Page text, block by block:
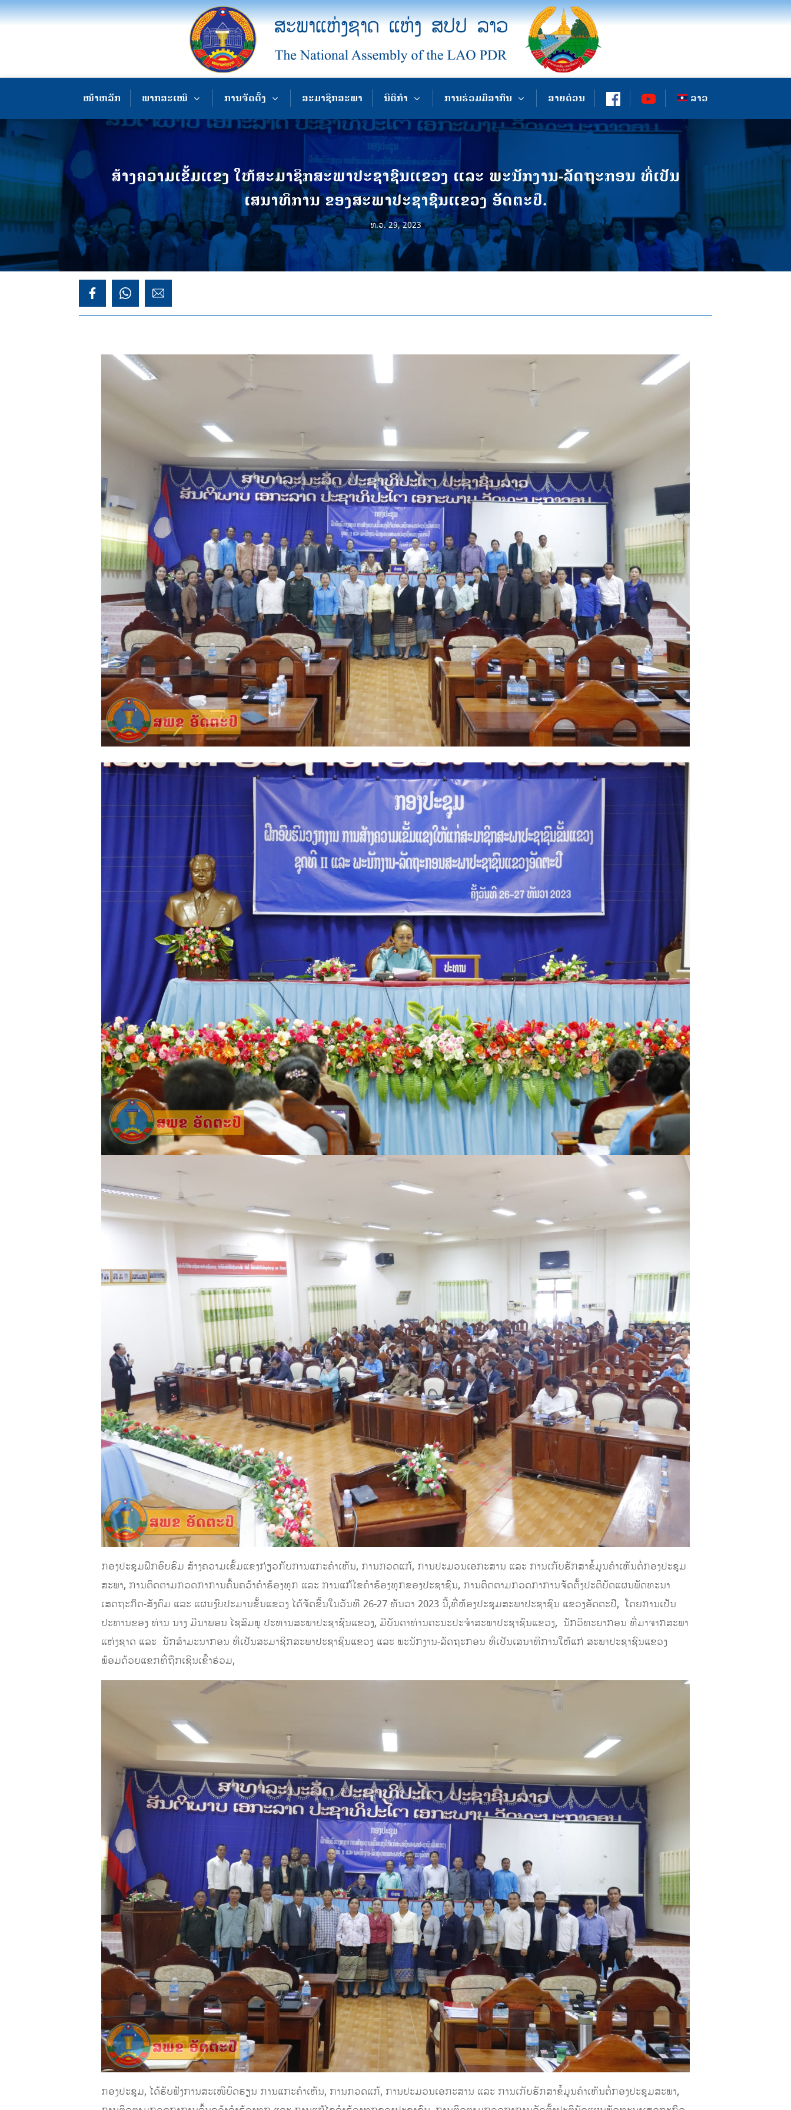
ໜ້າຫລັກ ພາກສະເໜີ ການຈັດຕັ້ງ ສະມາຊິກສະພາ ນິຕິກຳ ການຮ່ວມມືສາກົນ ສາຍດ່ວນ ລາວ
ສ້າງຄວາມເຂັ້ມແຂງ ໃຫ້ສະມາຊິກສະພາປະຊາຊົນແຂວງ ແລະ ພະນັກງານ-ລັດຖະກອນ ທີ່ເປັນ
ເສນາທິການ ຂອງ​ສະພາປະຊາຊົນແຂວງ​ ອັດຕະປື.
ທ.ວ. 29, 2023
ກອງປະຊຸມຝຶກອົບຮົມ ສ້າງຄວາມເຂັ້ມແຂງກ່ຽວກັບການແກະຄໍາເຫັນ, ການກວດແກ້, ການປະມວນເອກະສານ ແລະ ການເກັບຮັກສາຂໍ້ມູນຄໍາເຫັນຕໍ່ກອງປະຊຸມ
ສະພາ, ການຕິດຕາມກວດກາການຄົ້ນຄວ້າຄໍາຮ້ອງທຸກ ແລະ ການແກ້ໄຂຄໍາຮ້ອງທຸກຂອງປະຊາຊົນ, ການຕິດຕາມກວດກາການຈັດຕັ້ງປະຕິບັດແຜນພັດທະນາ
ເສດຖະກິດ-ສັງຄົມ​ ແລະ​ ແຜນງົບປະມານຂັ້ນແຂວງ ໄດ້ຈັດຂື້ນໃນວັນທີ 26-27 ທັນວາ 2023 ນີ້,​ທີ່ຫ້ອງປະຊຸມສະພາປະຊາຊົນ ແຂວງ​ອັດຕະປື,​ ​ ໂດຍການເປັນ
ປະທານຂອງ ທ່ານ ນາງ​ ມີນາພອນ ໄຊສົມພູ ປະທານສະພາປະຊາຊົນແຂວງ, ມີ​ບັນດາທ່ານ​ຄະນະປະຈໍາ​ສະພາປະຊາຊົນແຂວງ,​ ນັກວິທະຍາກອນ ທີ່ມາຈາກສະພາ
ແຫ່ງຊາດ ແລະ​ ​ ນັກສໍາມະນາກອນ ທີ່ເປັນສະມາຊິກສະພາປະຊາຊົນແຂວງ ແລະ​ ພະນັກງານ-ລັດຖະກອນ​ ທີ່ເປັນເສນາທິການໃຫ້ແກ່ ສະພາປະຊາຊົນແຂວງ
ພ້ອມດ້ວຍແຂກທີ່ຖືກເຊີນເຂົ້າຮ່ວມ,​
ກອງປະຊຸມ, ໄດ້ຮັບຟັງການສະເໜີບົດຮຽນ ການແກະຄໍາເຫັນ, ການກວດແກ້, ການປະມວນເອກະສານ ແລະ ການເກັບຮັກສາຂໍ້ມູນຄໍາເຫັນຕໍ່ກອງປະຊຸມສະພາ,